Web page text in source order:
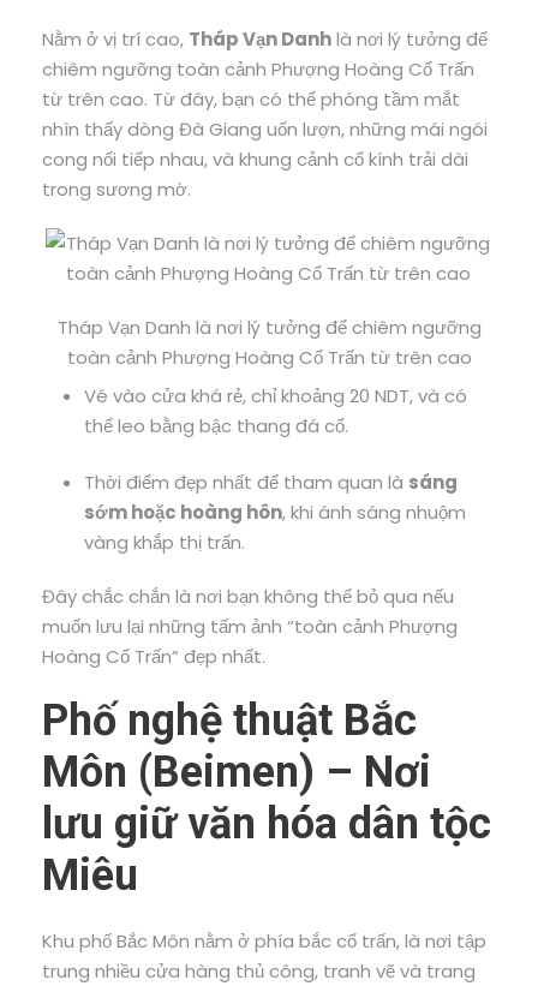
Nằm ở vị trí cao, Tháp Vạn Danhlà nơi lý tưởng để
chiêm ngưỡng toàn cảnh Phượng Hoàng Cổ Trấn
từ trên cao. Từ đây, bạn có thể phóng tầm mắt
nhìn thấy dòng Đà Giang uốn lượn, những mái ngói
cong nối tiếp nhau, và khung cảnh cổ kính trải dài
trong sương mờ.
Tháp Vạn Danh là nơi lý tưởng để chiêm ngưỡng
toàn cảnh Phượng Hoàng Cổ Trấn từ trên cao
Vé vào cửa khá rẻ, chỉ khoảng 20 NDT, và có
thể leo bằng bậc thang đá cổ.
Thời điểm đẹp nhất để tham quan là sáng
sớm hoặc hoàng hôn, khi ánh sáng nhuộm
vàng khắp thị trấn.
Đây chắc chắn là nơi bạn không thể bỏ qua nếu
muốn lưu lại những tấm ảnh “toàn cảnh Phượng
Hoàng Cổ Trấn” đẹp nhất.
Phố nghệ thuật Bắc
Môn (Beimen) – Nơi
lưu giữ văn hóa dân tộc
Miêu
Khu phố Bắc Môn nằm ở phía bắc cổ trấn, là nơi tập
trung nhiều cửa hàng thủ công, tranh vẽ và trang